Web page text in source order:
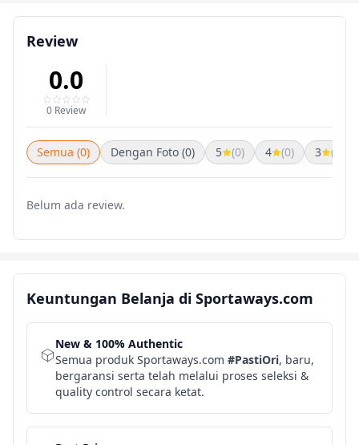
Review
0.0
0 Review
Semua (0) Dengan Foto (0) 5 (0) 4 (0) 3 (0)
Belum ada review.
Keuntungan Belanja di Sportaways.com
New & 100% Authentic
Semua produk Sportaways.com #PastiOri, baru,
bergaransi serta telah melalui proses seleksi &
quality control secara ketat.